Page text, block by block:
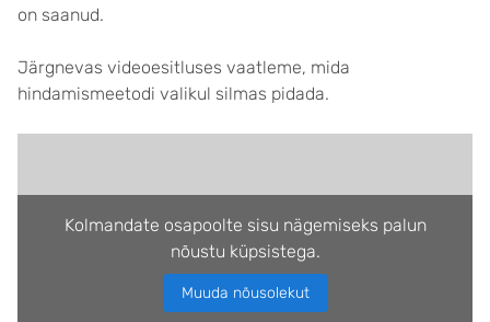
on saanud.
Järgnevas videoesitluses vaatleme, mida
hindamismeetodi valikul silmas pidada.
Kolmandate osapoolte sisu nägemiseks palun
nõustu küpsistega.
Muuda nõusolekut